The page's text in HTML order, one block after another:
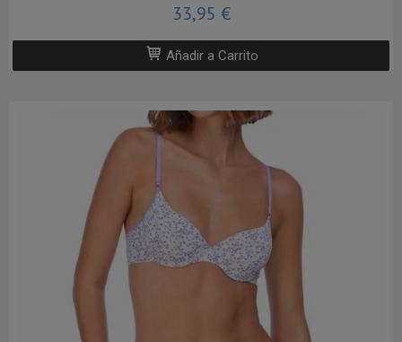
33,95 €
Añadir a Carrito